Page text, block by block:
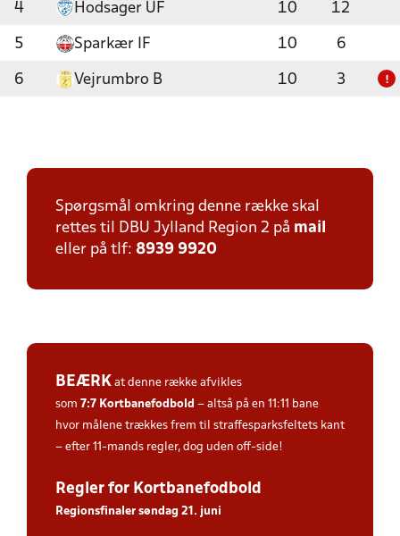
4 Hodsager UF 10 12
5 Sparkær IF 10 6
6 Vejrumbro B 10 3 !
Spørgsmål omkring denne række skal
rettes til DBU Jylland Region 2 på mail
eller på tlf: 8939 9920
BEÆRK at denne række afvikles
som 7:7 Kortbanefodbold – altså på en 11:11 bane
hvor målene trækkes frem til straffesparksfeltets kant
– efter 11-mands regler, dog uden off-side!
Regler for Kortbanefodbold
Regionsfinaler søndag 21. juni